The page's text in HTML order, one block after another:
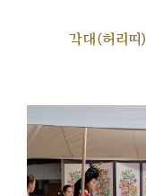
각대(허리띠)